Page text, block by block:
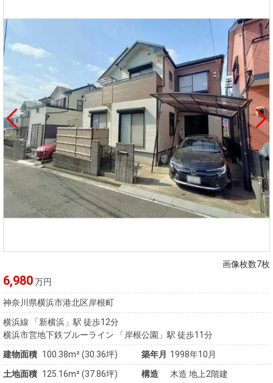
画像枚数7枚
6,980万円
神奈川県横浜市港北区岸根町
横浜線 「新横浜」駅 徒歩12分
横浜市営地下鉄ブルーライン 「岸根公園」駅 徒歩11分
建物面積 100.38m² (30.36坪) 築年月
1998年10月
土地面積 125.16m² (37.86坪) 構造 木造 地上2階建